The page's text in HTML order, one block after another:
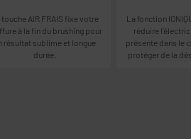
touche AIR FRAIS fixe votre
à la fin du brushing pour
résultat sublime et longue
durée.
La fonction
réduire
présente dans le
protéger de la